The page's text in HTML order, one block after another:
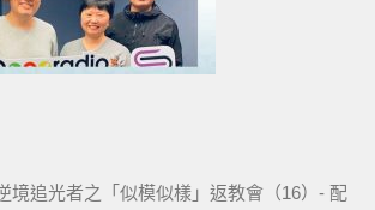
境追光者之「似模似樣」返教會（16）- 配